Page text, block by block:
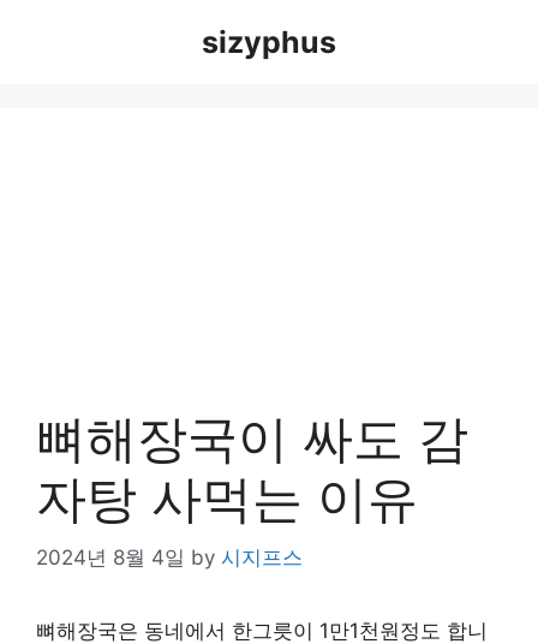
sizyphus
뼈해장국이 싸도 감
자탕 사먹는 이유
2024년 8월 4일 by 시지프스
뼈해장국은 동네에서 한그릇이 1만1천원정도 합니